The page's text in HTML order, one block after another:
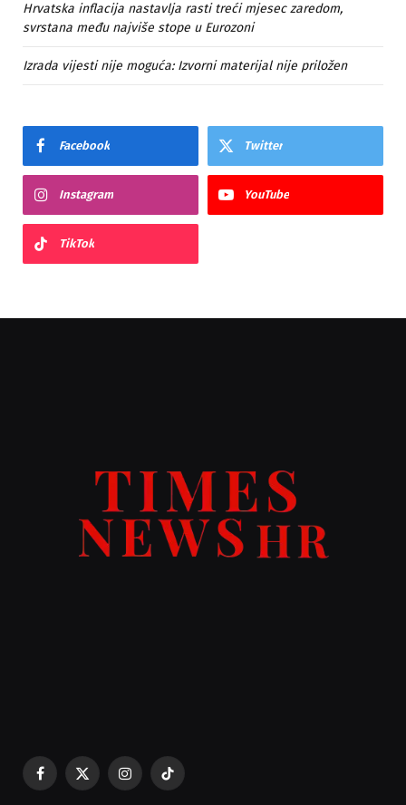
Hrvatska inflacija nastavlja rasti treći mjesec zaredom,
svrstana među najviše stope u Eurozoni
Izrada vijesti nije moguća: Izvorni materijal nije priložen
Facebook Twitter
Instagram YouTube
TikTok
Facebook
X
InstagramTikTok